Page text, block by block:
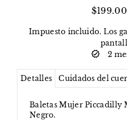
Impuesto incluido. Los
2
Detalles Cuidados del
Baletas Mujer Piccadilly
Negro.